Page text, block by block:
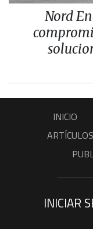
Nord
INICIO
INICIAR